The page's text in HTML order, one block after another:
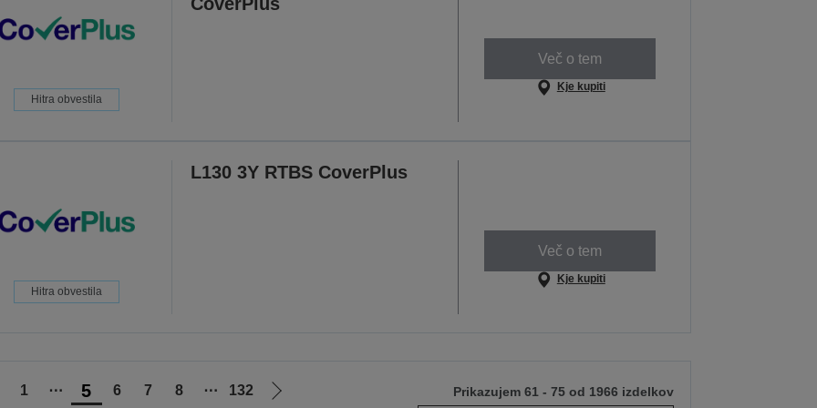
Hitra obvestila
Več o tem
Kje kupiti
Hitra obvestila
L130 3Y RTBS CoverPlus
Več o tem
Kje kupiti
1 ⋯ 5 6 7 8 ⋯ 132
Pojdi Prikazujem 61 - 75 od 1966 izdelkov